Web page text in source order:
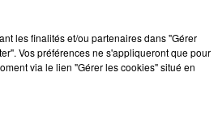
les finalités et/ou partenaires dans "Gérer
Vos préférences ne s'appliqueront que pour
via le lien "Gérer les cookies" situé en